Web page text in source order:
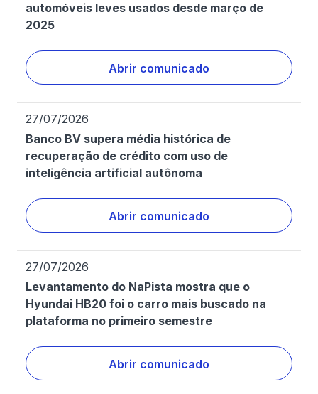
automóveis leves usados desde março de
2025
Abrir comunicado
27/07/2026
Banco BV supera média histórica de
recuperação de crédito com uso de
inteligência artificial autônoma
Abrir comunicado
27/07/2026
Levantamento do NaPista mostra que o
Hyundai HB20 foi o carro mais buscado na
plataforma no primeiro semestre
Abrir comunicado